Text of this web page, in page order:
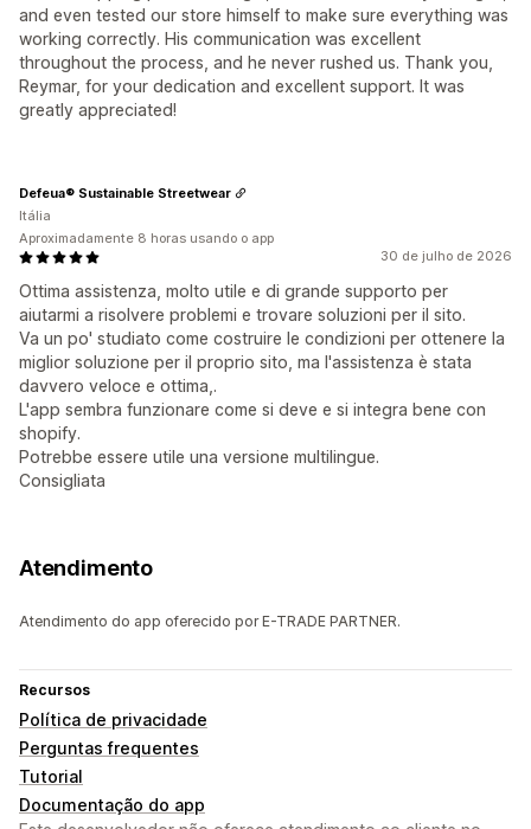
and even tested our store himself to make sure everything was
working correctly. His communication was excellent
throughout the process, and he never rushed us. Thank you,
Reymar, for your dedication and excellent support. It was
greatly appreciated!
30 de julho de 2026
Ottima assistenza, molto utile e di grande supporto per
aiutarmi a risolvere problemi e trovare soluzioni per il sito.
Va un po' studiato come costruire le condizioni per ottenere la
miglior soluzione per il proprio sito, ma l'assistenza è stata
davvero veloce e ottima,.
L'app sembra funzionare come si deve e si integra bene con
shopify.
Potrebbe essere utile una versione multilingue.
Consigliata
Defeua® Sustainable Streetwear
Itália
Aproximadamente 8 horas usando o app
Atendimento
Atendimento do app oferecido por E-TRADE PARTNER.
Recursos
Política de privacidade
Perguntas frequentes
Tutorial
Documentação do app